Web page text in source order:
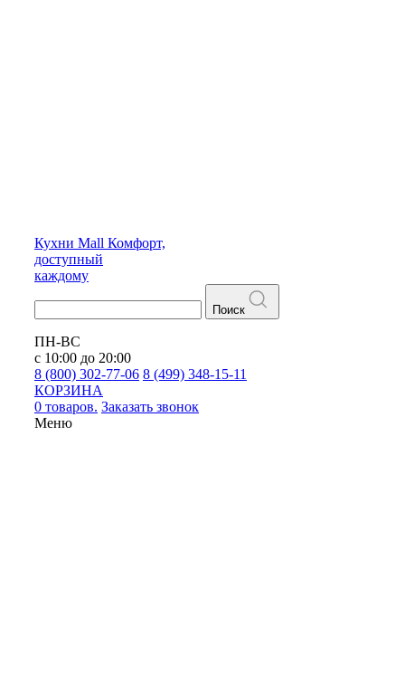
Кухни Mall Комфорт,
доступный
каждому
Поиск
ПН-ВС
с 10:00 до 20:00
8 (800) 302-77-06 8 (499) 348-15-11
КОРЗИНА
0 товаров. Заказать звонок
Меню